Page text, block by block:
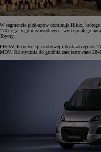
W segmencie pick-upów dominuje Hilux, którego
1707 egz. tego niezawodnego i wytrzymałego
Toyoty.
PROACE (w wersji osobowej i dostawczej) rok
MDV. Od stycznia do grudnia zarejestrowano